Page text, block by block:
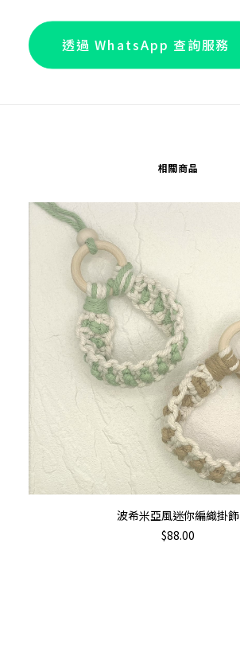
透過 WhatsApp 查詢服務
相關商品
加入購物車
波希米亞風迷你編織掛飾
$88.00